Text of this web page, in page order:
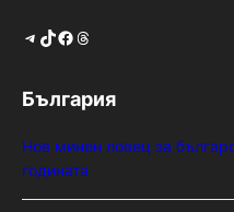
Telegram TikTok Facebook Threads
България
Нов минен ловец за
годината